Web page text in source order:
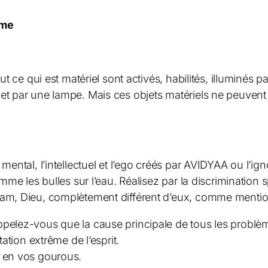
ce qui est matériel sont activés, habilités, illuminés
par une lampe. Mais ces objets matériels ne
l’intellectuel et l’ego créés par AVIDYAA ou
les bulles sur l’eau. Réalisez par la discrimination
Dieu, complètement différent d’eux, comme
vous que la cause principale de tous les
extrême de l’esprit.
vos gourous.